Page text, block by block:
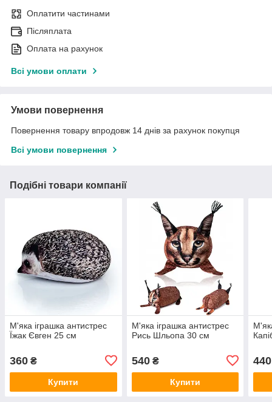
Оплатити частинами
Післяплата
Оплата на рахунок
Всі умови оплати
Умови повернення
Повернення товару впродовж 14 днів за рахунок покупця
Всі умови повернення
Подібні товари компанії
М'яка іграшка антистрес
Їжак Євген 25 см
360 ₴
Купити
М'яка іграшка антистрес
Рись Шльопа 30 см
540₴
Купити
440